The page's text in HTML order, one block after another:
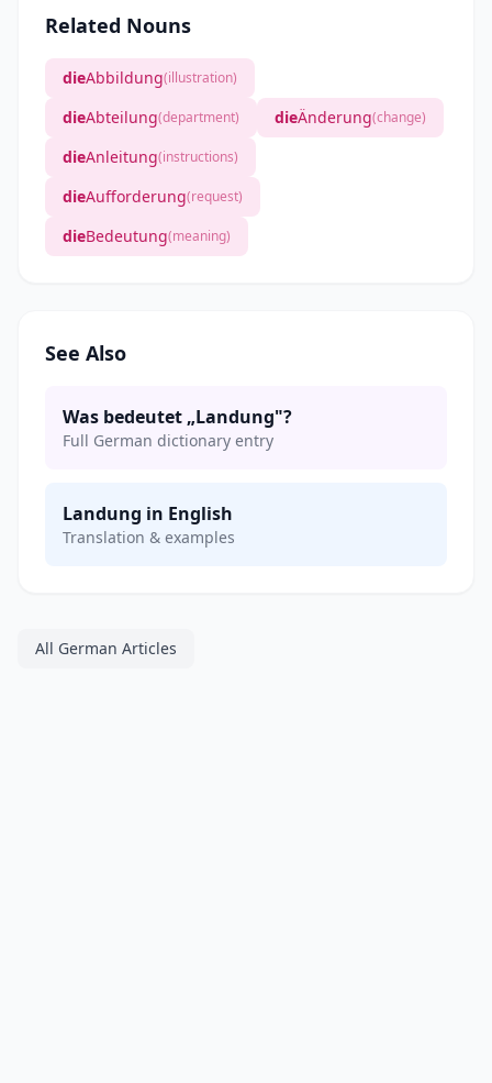
Related Nouns
dieAbbildung(illustration)
dieAbteilung(department) dieÄnderung(change)
dieAnleitung(instructions)
dieAufforderung(request)
dieBedeutung(meaning)
See Also
Was bedeutet „Landung"?
Full German dictionary entry
Landung in English
Translation & examples
All German Articles